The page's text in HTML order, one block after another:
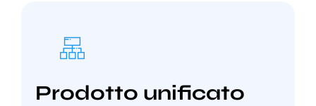
Prodotto unificato